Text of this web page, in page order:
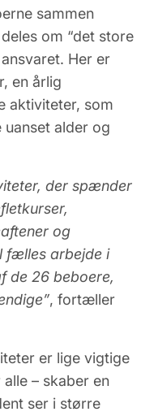
sammen
om “det store
Her er
en årlig
aktiviteter, som
uanset alder og
der spænder
og
fælles arbejde i
de 26 beboere,
, fortæller
er lige vigtige
– skaber en
ser i større